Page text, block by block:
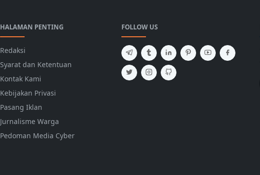
HALAMAN PENTING
Redaksi
Syarat dan Ketentuan
Kontak Kami
Kebijakan Privasi
Pasang Iklan
Jurnalisme Warga
Pedoman Media Cyber
FOLLOW US